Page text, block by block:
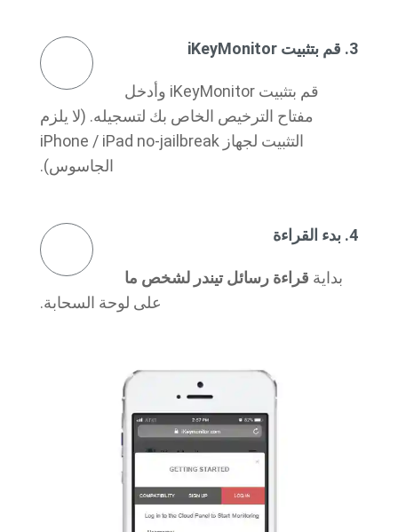
3. قم بتثبيت iKeyMonitor
قم بتثبيت iKeyMonitor وأدخل
مفتاح الترخيص الخاص بك لتسجيله. (لا يلزم
التثبيت لجهاز iPhone / iPad no-jailbreak
الجاسوس).
4. بدء القراءة
بداية قراءة رسائل تيندر لشخص ما
على لوحة السحابة.